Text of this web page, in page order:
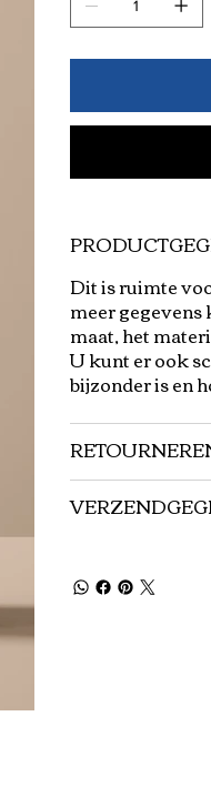
Dit is ruimte
meer
maat, het
U kunt er ook
bijzonder is en